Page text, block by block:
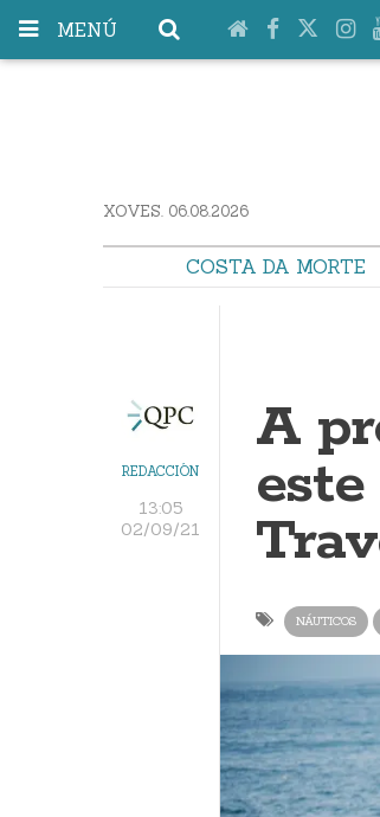
MENÚ
XOVES. 06.08.2026
COSTA DA MORTE
REDACCIÓN
13:05
02/09/21
A
NÁUTICOS